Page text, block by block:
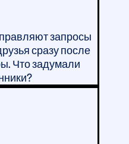
запросы
сразу после
Что задумали